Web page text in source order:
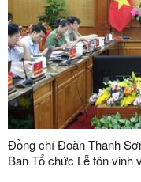
Đồng chí Đoàn Thanh
Ban Tổ chức Lễ tôn vinh